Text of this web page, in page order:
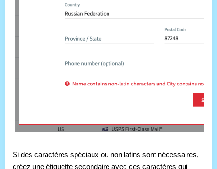
Si des caractères spéciaux ou non latins sont nécessaires,
créez une étiquette secondaire avec ces caractères qui